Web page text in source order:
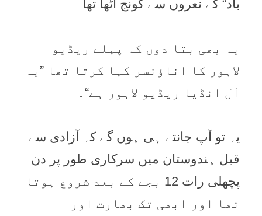
باد“ کے نعروں سے گونج اُٹھا تھا
یہ بھی بتا دوں کہ پہلے ریڈیو
لاہور کا اناؤنسر کہا کرتا تھا ”یہ
آل انڈیا ریڈیو لاہور ہے“۔
یہ تو آپ جانتے ہی ہوں گے کہ آزادی سے
قبل ہندوستان میں سرکاری طور پر دن
پچھلی رات 12 بجے کے بعد شروع ہوتا
تھا اور ابھی تک بھارت اور